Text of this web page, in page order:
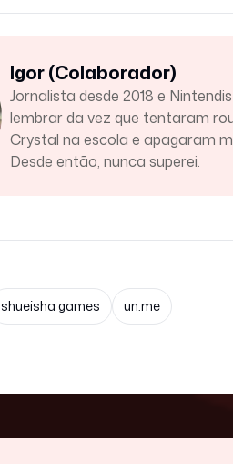
Igor (Colaborador)
Jornalista desde 2018 e
lembrar da vez que tentaram
Crystal na escola e apagaram
Desde então, nunca superei.
shueisha games un:me